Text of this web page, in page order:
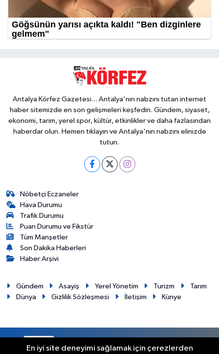
Antalya Körfez Gazetesi... Antalya'nın nabzını tutan internet
haber sitemizde en son gelişmeleri keşfedin. Gündem, siyaset,
ekonomi, tarım, yerel spor, kültür, etkinlikler ve daha fazlasından
haberdar olun. Hemen tıklayın ve Antalya'nın nabzını elinizde
tutun.
Nöbetçi Eczaneler
Hava Durumu
Trafik Durumu
Puan Durumu ve Fikstür
Tüm Manşetler
Son Dakika Haberleri
Haber Arşivi
Gündem Asayiş Yerel Yönetim Turizm
Tarım
Dünya
Gizlilik Sözleşmesi İletişim Künye
En iyi site deneyimi sağlamak için çerezlerden